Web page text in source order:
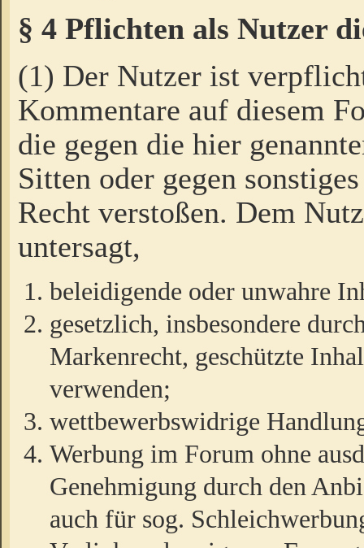
§ 4 Pflichten als Nutzer
(1) Der Nutzer ist
Kommentare auf diesem
die gegen die hier
Sitten oder gegen
Recht verstoßen. Dem
untersagt,
beleidigende oder unwahre
gesetzlich, insbesondere
Markenrecht, geschützte
verwenden;
wettbewerbswidrige
Werbung im Forum ohne
Genehmigung durch den
auch für sog.